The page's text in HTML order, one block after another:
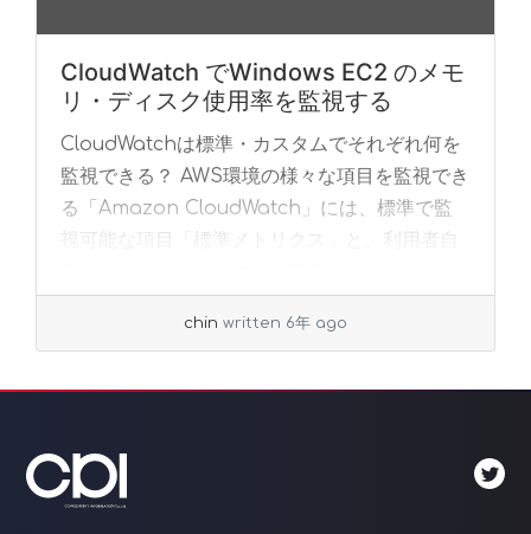
CloudWatch でWindows EC2 のメモ
リ・ディスク使用率を監視する
CloudWatchは標準・カスタムでそれぞれ何を
監視できる？ AWS環境の様々な項目を監視でき
る「Amazon CloudWatch」には、標準で監
視可能な項目「標準メトリクス」と、利用者自
chin written 6年 ago